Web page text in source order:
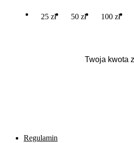
25 zł 50 zł 100 zł
Regulamin